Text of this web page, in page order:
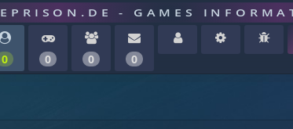
EPRISON.DE - GAMES
0 0 0 0